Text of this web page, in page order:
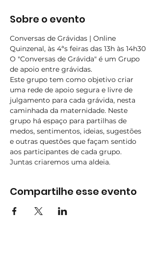
Sobre o evento
Conversas de Grávidas | Online
Quinzenal, às 4ªs feiras das 13h às 14h30
O "Conversas de Grávida" é um Grupo
de apoio entre grávidas.
Este grupo tem como objetivo criar
uma rede de apoio segura e livre de
julgamento para cada grávida, nesta
caminhada da maternidade. Neste
grupo há espaço para partilhas de
medos, sentimentos, ideias, sugestões
e outras questões que façam sentido
aos participantes de cada grupo.
Juntas criaremos uma aldeia.
Compartilhe esse evento